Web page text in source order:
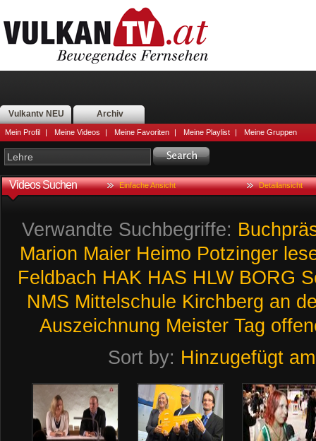
Vulkantv NEU Archiv
Mein Profil | Meine Videos | Meine Favoriten | Meine Playlist | Meine Gruppen
Videos Suchen Einfache Ansicht Detailansicht
Verwandte Suchbegriffe:
Marion Maier Heimo Potzinger
Feldbach HAK HAS HLW BORG
NMS Mittelschule Kirchberg an
Auszeichnung Meister Tag
Sort by: Hinzugefügt am